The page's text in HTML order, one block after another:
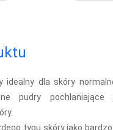
idealny dla skóry
pudry
typu skóry jako